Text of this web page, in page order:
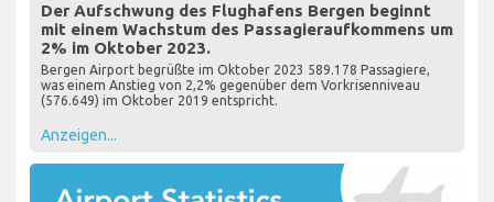
Der Aufschwung des Flughafens Bergen beginnt
mit einem Wachstum des Passagieraufkommens um
2% im Oktober 2023.
Bergen Airport begrüßte im Oktober 2023 589.178 Passagiere,
was einem Anstieg von 2,2% gegenüber dem Vorkrisenniveau
(576.649) im Oktober 2019 entspricht.
Anzeigen...